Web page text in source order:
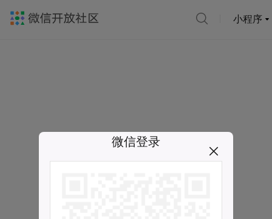
小程序
微信登录